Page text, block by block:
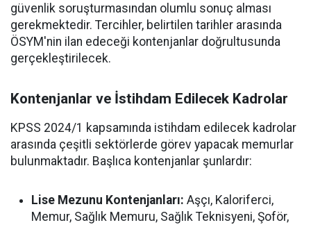
güvenlik soruşturmasından olumlu sonuç alması
gerekmektedir. Tercihler, belirtilen tarihler arasında
ÖSYM'nin ilan edeceği kontenjanlar doğrultusunda
gerçekleştirilecek.
Kontenjanlar ve İstihdam Edilecek Kadrolar
KPSS 2024/1 kapsamında istihdam edilecek kadrolar
arasında çeşitli sektörlerde görev yapacak memurlar
bulunmaktadır. Başlıca kontenjanlar şunlardır:
Lise Mezunu Kontenjanları: Aşçı, Kaloriferci,
Memur, Sağlık Memuru, Sağlık Teknisyeni, Şoför,